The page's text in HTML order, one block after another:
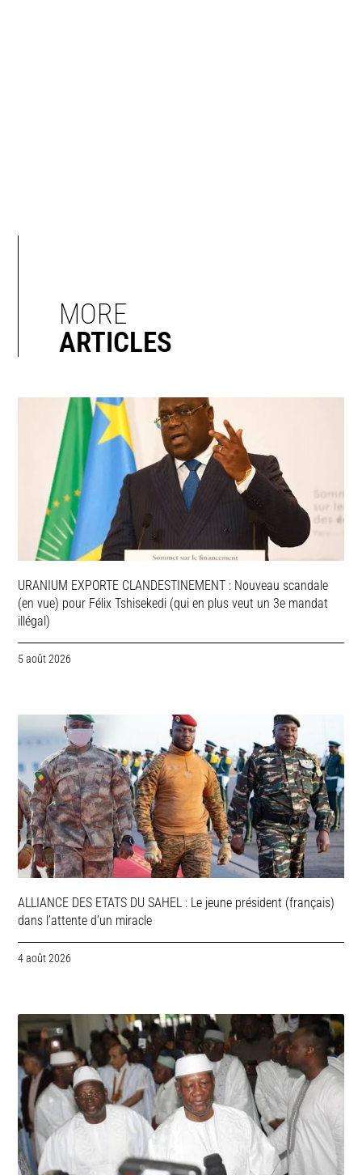
MORE
ARTICLES
URANIUM EXPORTE CLANDESTINEMENT : Nouveau scandale
(en vue) pour Félix Tshisekedi (qui en plus veut un 3e mandat
illégal)
5 août 2026
ALLIANCE DES ETATS DU SAHEL : Le jeune président (français)
dans l’attente d’un miracle
4 août 2026